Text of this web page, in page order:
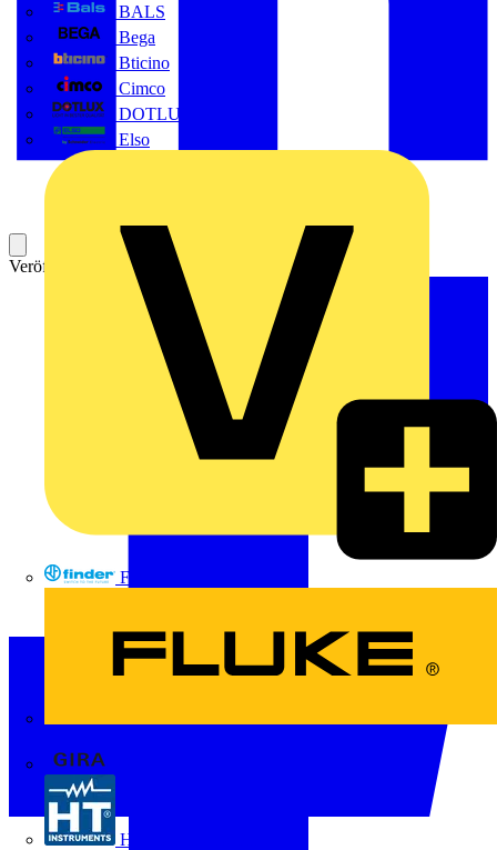
BALS
Bega
Bticino
Cimco
DOTLUX GmbH
Elso
FINDER
HT Instruments GmbH
Veröffentlicht: 18. Februar 2022 Kategorie: Video